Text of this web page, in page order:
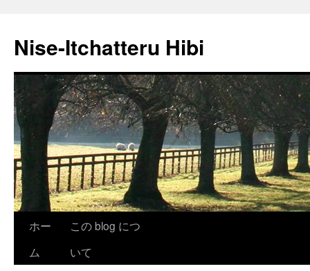
Nise-Itchatteru Hibi
ホー
ム
この blog につ
いて